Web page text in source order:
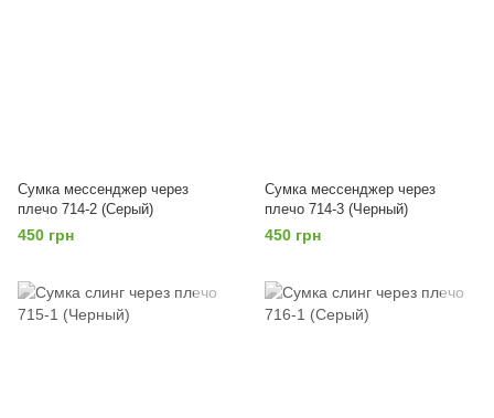
Сумка мессенджер через
плечо 714-2 (Серый)
450 грн
Сумка мессенджер через
плечо 714-3 (Черный)
450 грн